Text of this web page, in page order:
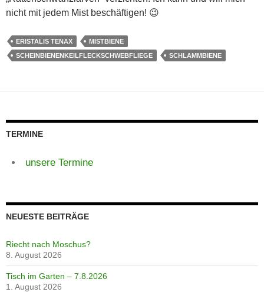
nicht mit jedem Mist beschäftigen! 😉
ERISTALIS TENAX
MISTBIENE
SCHEINBIENENKEILFLECKSCHWEBFLIEGE
SCHLAMMBIENE
TERMINE
unsere Termine
NEUESTE BEITRÄGE
Riecht nach Moschus?
8. August 2026
Tisch im Garten – 7.8.2026
1. August 2026